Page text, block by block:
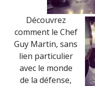
Découvrez
comment le Chef
Guy Martin, sans
lien particulier
avec le monde
de la défense,